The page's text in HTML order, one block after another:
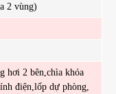
2 vùng)
hơi 2 bên,chìa khóa
điện,lốp dự phòng,